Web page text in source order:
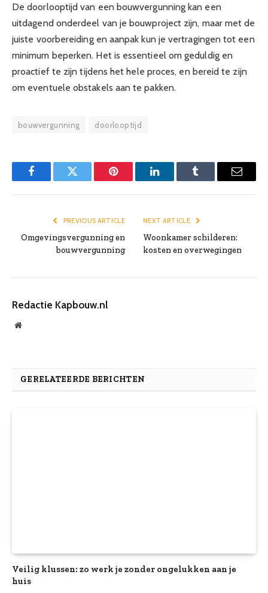
De doorlooptijd van een bouwvergunning kan een
uitdagend onderdeel van je bouwproject zijn, maar met de
juiste voorbereiding en aanpak kun je vertragingen tot een
minimum beperken. Het is essentieel om geduldig en
proactief te zijn tijdens het hele proces, en bereid te zijn
om eventuele obstakels aan te pakken.
bouwvergunning doorlooptijd
FacebookTwitter Pinterest LinkedInTumblr Email
PREVIOUS ARTICLE
Omgevingsvergunning en
bouwvergunning
NEXT ARTICLE
Woonkamer schilderen:
kosten en overwegingen
Redactie Kapbouw.nl
Website
GERELATEERDE BERICHTEN
Veilig klussen: zo werk je zonder ongelukken aan je
huis